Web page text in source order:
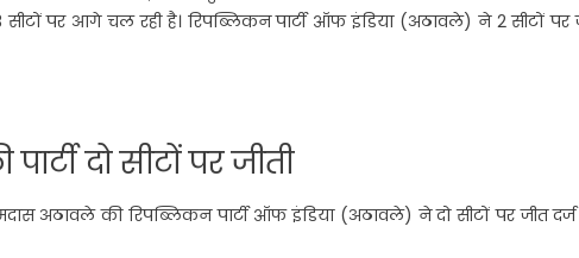
सीटों पर आगे चल रही है। रिपब्लिकन पार्टी ऑफ इंडिया (अठावले) ने 2 सीटों पर
दो सीटों पर जीती
अठावले की रिपब्लिकन पार्टी ऑफ इंडिया (अठावले) ने दो सीटों पर जीत